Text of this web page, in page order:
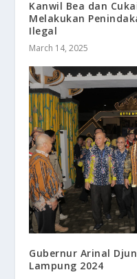
Kanwil Bea dan
Melakukan
Ilegal
March 14, 2025
Gubernur Arinal
Lampung 2024